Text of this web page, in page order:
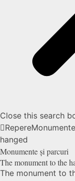
Close this search
Repere
hanged
Monumente și parcuri
The monument to the
The monument to